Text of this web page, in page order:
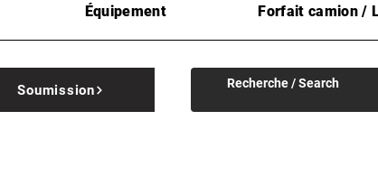
Équipement Forfait camion /
Soumission